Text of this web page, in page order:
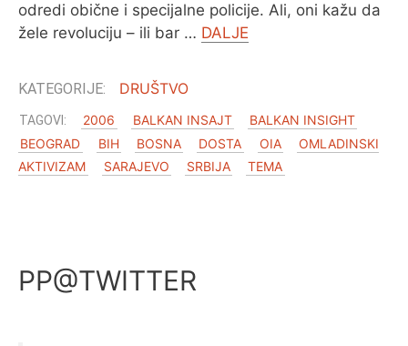
odredi obične i specijalne policije. Ali, oni kažu da
žele revoluciju – ili bar … DALJE
DRUŠTVO
2006 BALKAN INSAJT
BALKAN INSIGHT
BEOGRAD
BIH BOSNA DOSTA OIA
OMLADINSKI
AKTIVIZAM
SARAJEVO SRBIJA TEMA
PP@TWITTER